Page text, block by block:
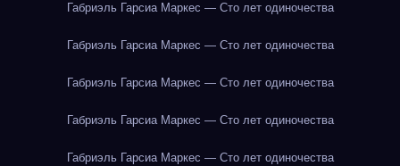
Габриэль Гарсиа Маркес — Сто лет одиночества
Габриэль Гарсиа Маркес — Сто лет одиночества
Габриэль Гарсиа Маркес — Сто лет одиночества
Габриэль Гарсиа Маркес — Сто лет одиночества
Габриэль Гарсиа Маркес — Сто лет одиночества